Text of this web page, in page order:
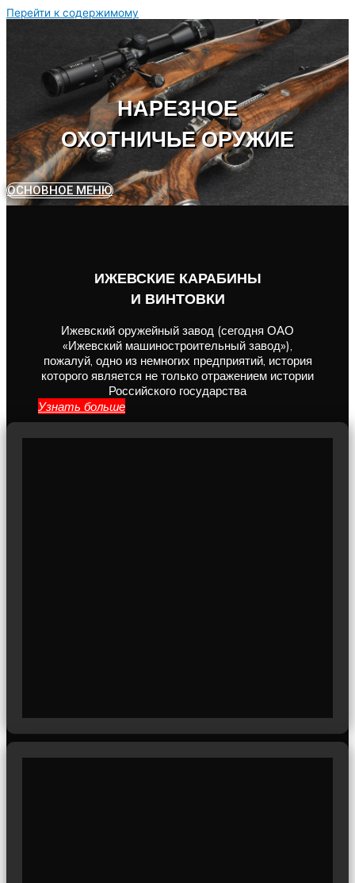
Перейти к содержимому
НАРЕЗНОЕ
ОХОТНИЧЬЕ ОРУЖИЕ
ОСНОВНОЕ МЕНЮ
ИЖЕВСКИЕ КАРАБИНЫ
И ВИНТОВКИ
Ижевский оружейный завод (сегодня ОАО
«Ижевский машиностроительный завод»),
пожалуй, одно из немногих предприятий, история
которого является не только отражением истории
Российского государства
Узнать больше